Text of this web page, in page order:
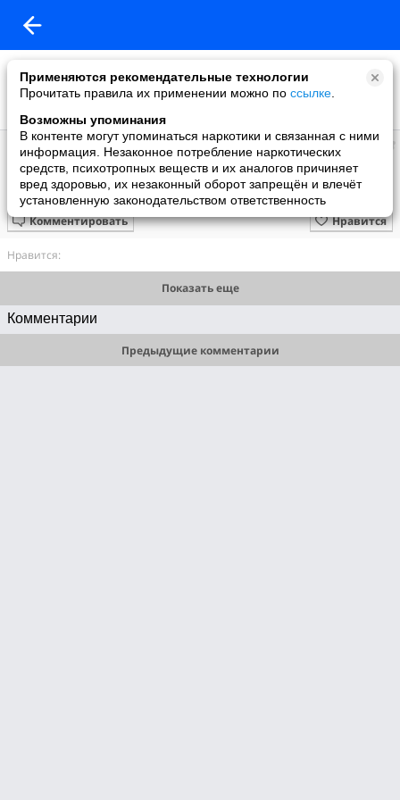
Применяются рекомендательные технологии
Прочитать правила их применении можно по ссылке
Возможны упоминания
В контенте могут упоминаться наркотики и связанная с ними
информация. Незаконное потребление наркотических
средств, психотропных веществ и их аналогов причиняет
вред здоровью, их незаконный оборот запрещён и влечёт
установленную законодательством ответственность
Людмила
добавила видео
07.02.2019
Каминный гость (2013) Мелодрама
Нравится
Комментировать
Нравится:
Показать еще
Комментарии
Предыдущие комментарии